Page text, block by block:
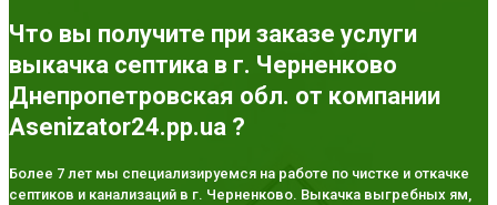
Что вы получите при заказе услуги
выкачка септика в г. Черненково
Днепропетровская обл. от компании
Asenizator24.pp.ua ?
Более 7 лет мы специализируемся на работе по чистке и откачке
септиков и канализаций в г. Черненково. Выкачка выгребных ям,